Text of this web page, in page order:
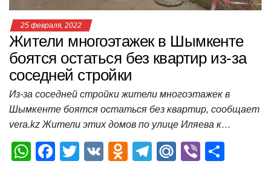
25 февраля, 2022
Жители многоэтажек в Шымкенте
боятся остаться без квартир из-за
соседней стройки
Из-за соседней стройки жители многоэтажек в
Шымкенте боятся остаться без квартир, сообщает
vera.kz Жители этих домов по улице Иляева к…
W F
T
V
O
T
M Vi